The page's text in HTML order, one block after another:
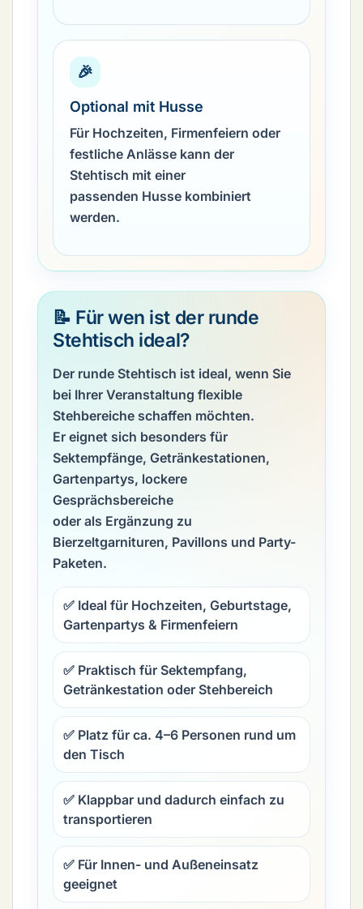
🎉
Optional mit Husse
Für Hochzeiten, Firmenfeiern oder
festliche Anlässe kann der
Stehtisch mit einer
passenden Husse kombiniert
werden.
📝 Für wen ist der runde
Stehtisch ideal?
Der runde Stehtisch ist ideal, wenn Sie
bei Ihrer Veranstaltung flexible
Stehbereiche schaffen möchten.
Er eignet sich besonders für
Sektempfänge, Getränkestationen,
Gartenpartys, lockere
Gesprächsbereiche
oder als Ergänzung zu
Bierzeltgarnituren, Pavillons und Party-
Paketen.
✅ Ideal für Hochzeiten, Geburtstage,
Gartenpartys & Firmenfeiern
✅ Praktisch für Sektempfang,
Getränkestation oder Stehbereich
✅ Platz für ca. 4–6 Personen rund um
den Tisch
✅ Klappbar und dadurch einfach zu
transportieren
✅ Für Innen- und Außeneinsatz
geeignet